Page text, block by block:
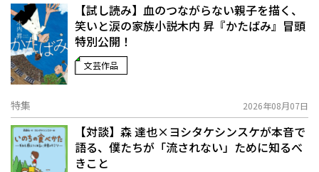
【試し読み】血のつながらない親子を描く、
笑いと涙の家族小説――木内 昇『かたばみ』冒頭
特別公開！
文芸作品
特集 2026年08月07日
【対談】森 達也×ヨシタケシンスケが本音で
語る、僕たちが「流されない」ために知るべ
きこと